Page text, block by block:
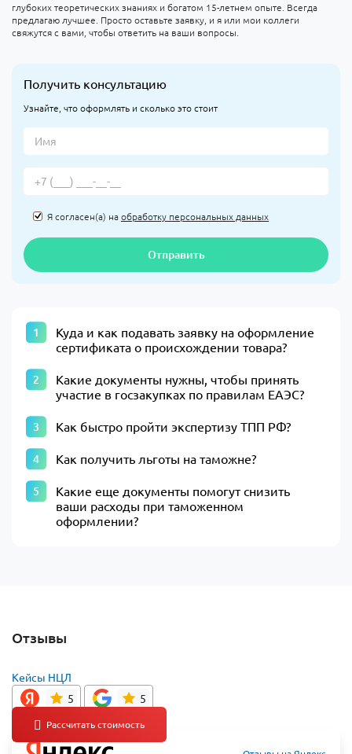
глубоких теоретических знаниях и богатом 15-летнем опыте. Всегда
предлагаю лучшее. Просто оставьте заявку, и я или мои коллеги
свяжутся с вами, чтобы ответить на ваши вопросы.
Получить консультацию
Узнайте, что оформлять и сколько это стоит
Я согласен(а) наобработку персональных данных
Отправить
Куда и как подавать заявку на оформление
сертификата о происхождении товара?
Какие документы нужны, чтобы принять
участие в госзакупках по правилам ЕАЭС?
Как быстро пройти экспертизу ТПП РФ?
Как получить льготы на таможне?
Какие еще документы помогут снизить
ваши расходы при таможенном
оформлении?
Отзывы
Кейсы НЦЛ
5
5